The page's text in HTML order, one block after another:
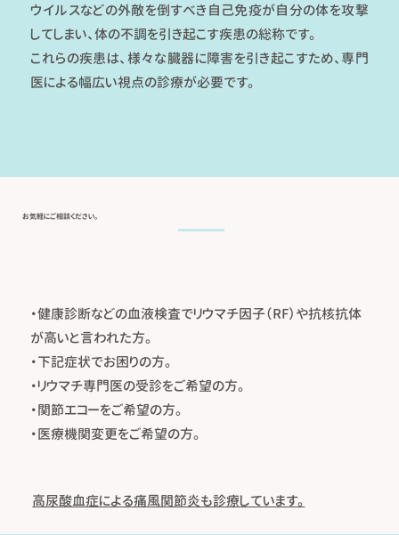
ウイルスなどの外敵を倒すべき自己免疫が自分の体を攻撃
してしまい、体の不調を引き起こす疾患の総称です。
これらの疾患は、様々な臓器に障害を引き起こすため、専門
医による幅広い視点の診療が必要です。
​お気軽にご相談ください。
・健康診断などの血液検査でリウマチ因子（RF）や抗核抗体
が高いと言われた方。
・下記症状でお困りの方。
・​リウマチ専門医の受診をご希望の方。
・関節エコーをご希望の方。
・医療機関変更をご希望の方。
高尿酸血症による痛風関節炎も診療しています。